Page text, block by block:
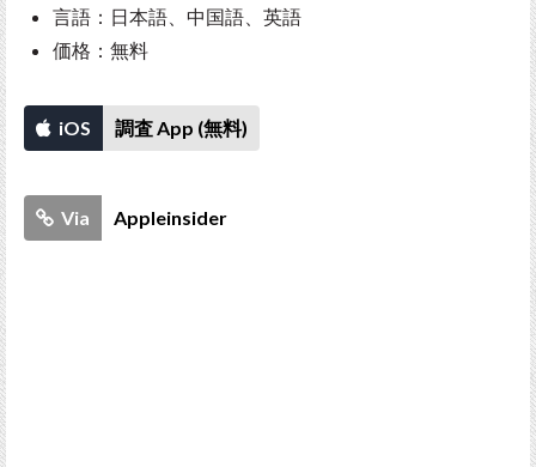
言語：日本語、中国語、英語
価格：無料
iOS 調査 App (無料)
Via Appleinsider